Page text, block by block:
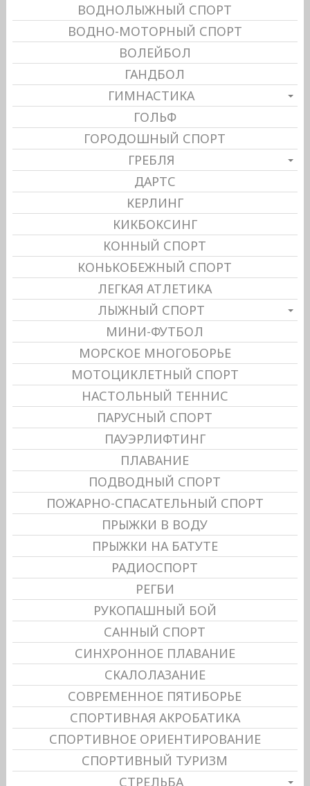
ВОДНОЛЫЖНЫЙ СПОРТ
ВОДНО-МОТОРНЫЙ СПОРТ
ВОЛЕЙБОЛ
ГАНДБОЛ
ГИМНАСТИКА
ГОЛЬФ
ГОРОДОШНЫЙ СПОРТ
ГРЕБЛЯ
ДАРТС
КЕРЛИНГ
КИКБОКСИНГ
КОННЫЙ СПОРТ
КОНЬКОБЕЖНЫЙ СПОРТ
ЛЕГКАЯ АТЛЕТИКА
ЛЫЖНЫЙ СПОРТ
МИНИ-ФУТБОЛ
МОРСКОЕ МНОГОБОРЬЕ
МОТОЦИКЛЕТНЫЙ СПОРТ
НАСТОЛЬНЫЙ ТЕННИС
ПАРУСНЫЙ СПОРТ
ПАУЭРЛИФТИНГ
ПЛАВАНИЕ
ПОДВОДНЫЙ СПОРТ
ПОЖАРНО-СПАСАТЕЛЬНЫЙ СПОРТ
ПРЫЖКИ В ВОДУ
ПРЫЖКИ НА БАТУТЕ
РАДИОСПОРТ
РЕГБИ
РУКОПАШНЫЙ БОЙ
САННЫЙ СПОРТ
СИНХРОННОЕ ПЛАВАНИЕ
СКАЛОЛАЗАНИЕ
СОВРЕМЕННОЕ ПЯТИБОРЬЕ
СПОРТИВНАЯ АКРОБАТИКА
СПОРТИВНОЕ ОРИЕНТИРОВАНИЕ
СПОРТИВНЫЙ ТУРИЗМ
СТРЕЛЬБА